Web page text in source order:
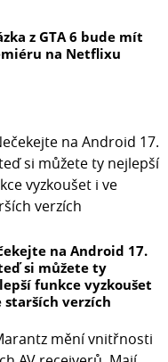
z GTA 6 bude mít
na Netflixu
na Android 17.
si můžete ty
funkce vyzkoušet
starších verzích